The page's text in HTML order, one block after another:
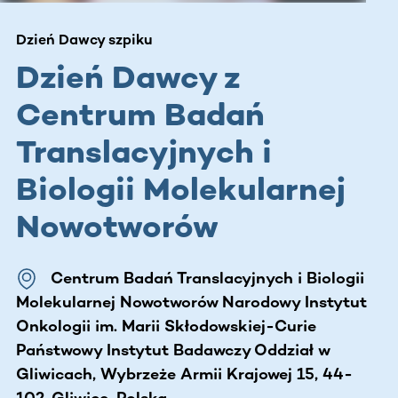
Dzień Dawcy szpiku
Dzień Dawcy z
Centrum Badań
Translacyjnych i
Biologii Molekularnej
Nowotworów
Centrum Badań Translacyjnych i Biologii
Molekularnej Nowotworów Narodowy Instytut
Onkologii im. Marii Skłodowskiej-Curie
Państwowy Instytut Badawczy Oddział w
Gliwicach, Wybrzeże Armii Krajowej 15, 44-